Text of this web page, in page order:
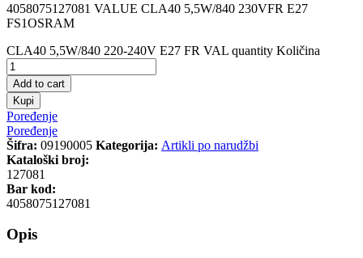
4058075127081 VALUE CLA40 5,5W/840 230VFR E27
FS1OSRAM
CLA40 5,5W/840 220-240V E27 FR VAL quantity Količina
Add to cart
Kupi
Poređenje
Poređenje
Šifra: 09190005 Kategorija: Artikli po narudžbi
Kataloški broj:
127081
Bar kod:
4058075127081
Opis